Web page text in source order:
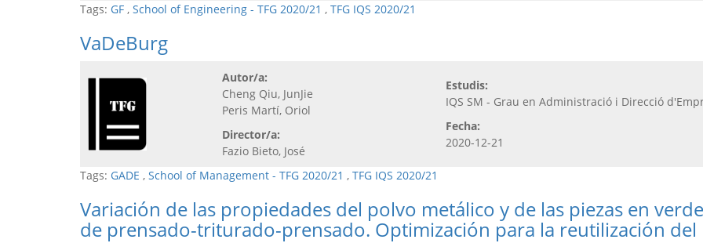
Tags: GF , School of Engineering - TFG 2020/21 , TFG IQS 2020/21
VaDeBurg
Autor/a:
Cheng Qiu, JunJie
Peris Martí, Oriol
Director/a:
Fazio Bieto, José
Estudis:
IQS SM - Grau en Administració i Direcció
Fecha:
2020-12-21
Tags: GADE , School of Management - TFG 2020/21 , TFG IQS 2020/21
Variación de las propiedades del polvo metálico y de las piezas en
de prensado-triturado-prensado. Optimización para la reutilización del